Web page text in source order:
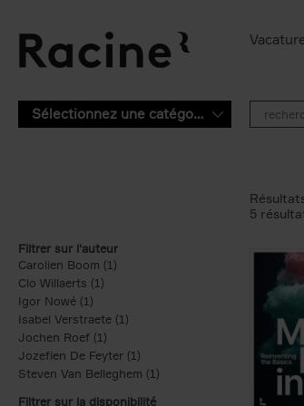
Sélectionnez une catégorie
Filtrer sur l'auteur
Carolien Boom (1)
Clo Willaerts (1)
Igor Nowé (1)
Isabel Verstraete (1) Apply Isabel Verstraete filter
Jochen Roef (1)
Jozefien De Feyter (1) Apply Jozefien De Feyter
Steven Van Belleghem (1) Apply Steven Van
Filtrer sur la disponibilité
5